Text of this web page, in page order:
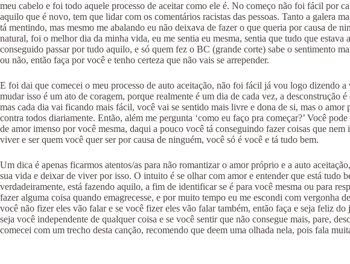
meu cabelo e foi todo aquele processo de aceitar como ele é. No começo não foi fácil por
aquilo que é novo, tem que lidar com os comentários racistas das pessoas. Tanto a galera
tá mentindo, mas mesmo me abalando eu não deixava de fazer o que queria por causa de
natural, foi o melhor dia da minha vida, eu me sentia eu mesma, sentia que tudo que
conseguido passar por tudo aquilo, e só quem fez o BC (grande corte) sabe o sentimento
ou não, então faça por você e tenho certeza que não vais se arrepender.
E foi dai que comecei o meu processo de auto aceitação, não foi fácil já vou logo dizendo
mudar isso é um ato de coragem, porque realmente é um dia de cada vez, a
mas cada dia vai ficando mais fácil, você vai se sentido mais livre e dona de si, mas o
contra todos diariamente. Então, além me pergunta ‘como eu faço pra começar?’ Você
de amor imenso por você mesma, daqui a pouco você tá conseguindo fazer coisas que
viver e ser quem você quer ser por causa de ninguém, você só é você e tá tudo bem.
Um dica é apenas ficarmos atentos/as para não romantizar o amor próprio e a auto
sua vida e deixar de viver por isso. O intuito é se olhar com amor e entender que está tudo
verdadeiramente, está fazendo aquilo, a fim de identificar se é para você mesma ou para
fazer alguma coisa quando emagrecesse, e por muito tempo eu me escondi com vergonha
você não fizer eles vão falar e se você fizer eles vão falar também, então faça e seja feliz
seja você independente de qualquer coisa e se você sentir que não consegue mais, pare,
comecei com um trecho desta canção, recomendo que deem uma olhada nela, pois fala